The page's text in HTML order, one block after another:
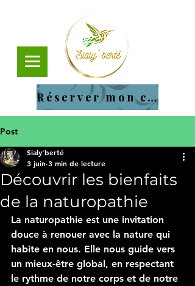
Réserver mon cours
Post
Découvrir les bienfaits
de la naturopathie
Sialy'berté
3 juin 3 min de lecture
La naturopathie est une invitation
douce à renouer avec la nature qui
habite en nous. Elle nous guide vers
un mieux-être global, en respectant
le rythme de notre corps et de notre